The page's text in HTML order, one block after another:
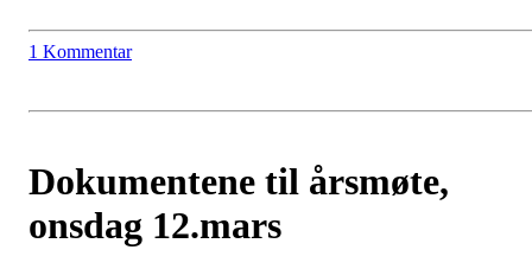
1 Kommentar
Dokumentene til årsmøte,
onsdag 12.mars